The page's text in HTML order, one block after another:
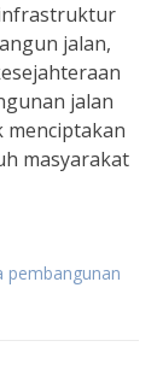
infrastruktur
jalan,
jalan
menciptakan
masyarakat
pembangunan